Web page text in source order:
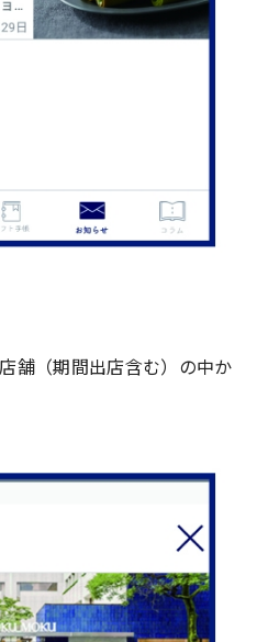
舗（期間出店含む）の中か